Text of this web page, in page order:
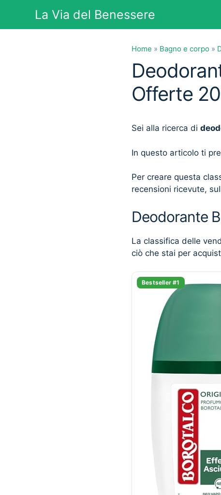
contenuto
La Via del Benessere
Home » Bagno e corpo »
Offerte
Sei alla ricerca di
In questo articolo ti
Per creare questa
recensioni ricevute,
Deodorante
La classifica delle
ciò che stai per
Bestseller #1